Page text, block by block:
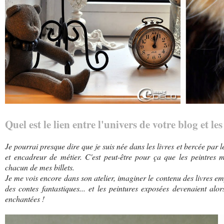
Quel est le lien entre l'univers de votre blog et
Je pourrai presque dire que je suis née dans les livres et bercée
et encadreur de métier. C'est peut-être pour ça que les
chacun de mes billets.
Je me vois encore dans son atelier, imaginer le contenu des livres
des contes fantastiques... et les peintures exposées devenaient
enchantées !